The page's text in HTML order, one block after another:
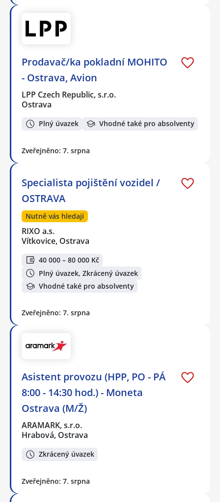
Prodavač/ka pokladní MOHITO
- Ostrava, Avion
LPP Czech Republic, s.r.o.
Ostrava
Plný úvazek Vhodné také pro absolventy
Zveřejněno: 7. srpna
Specialista pojištění vozidel /
OSTRAVA
Nutně vás hledají
RIXO a.s.
Vítkovice, Ostrava
40 000 – 80 000 Kč
Plný úvazek, Zkrácený úvazek
Vhodné také pro absolventy
Zveřejněno: 7. srpna
Asistent provozu (HPP, PO - PÁ
8:00 - 14:30 hod.) - Moneta
Ostrava (M/Ž)
ARAMARK, s.r.o.
Hrabová, Ostrava
Zkrácený úvazek
Zveřejněno: 7. srpna